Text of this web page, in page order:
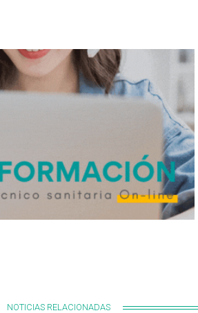
NOTICIAS RELACIONADAS